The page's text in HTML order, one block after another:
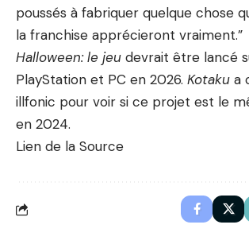
poussés à fabriquer quelque chose
la franchise apprécieront vraiment.”
Halloween: le jeu devrait être lancé
PlayStation et PC en 2026. Kotaku a
illfonic pour voir si ce projet est le
en 2024.
Lien de la Source